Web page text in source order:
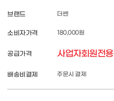
브랜드 더쎈
소비자가격 180,000원
공급가격 사업자회원전용
배송비결제 주문시 결제